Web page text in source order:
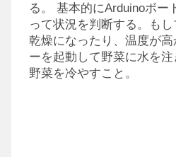
る。 基本的にArduinoボー
って状況を判断する。も
乾燥になったり、温度が
ーを起動して野菜に水を
野菜を冷やすこと。